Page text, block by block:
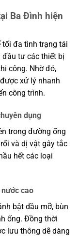
Ba Đình hiện
tối đa tình trạng tái
đầu tư các thiết bị
công. Nhờ đó,
xử lý nhanh
công trình.
dụng
trong đường ống
và dị vật gây tắc
hết các loại
cao
bật dầu mỡ, bùn
ống. Đồng thời
lưu thông dễ dàng